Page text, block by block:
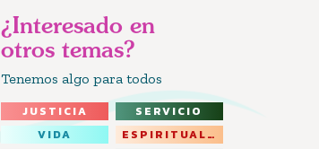
¿Interesado en
otros temas?
Tenemos algo para todos
JUSTICIA
SERVICIO
VIDA
ESPIRITUALIDAD